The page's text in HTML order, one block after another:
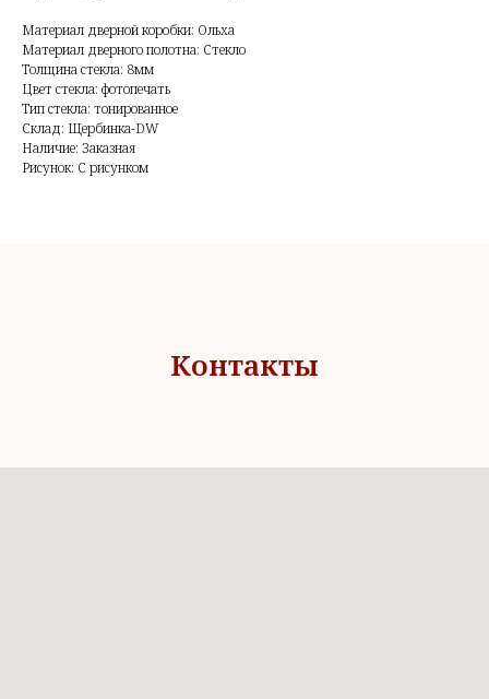
Материал дверной коробки: Ольха
Материал дверного полотна: Стекло
Толщина стекла: 8мм
Цвет стекла: фотопечать
Тип стекла: тонированное
Склад: Щербинка-DW
Наличие: Заказная
Рисунок: С рисунком
Контакты